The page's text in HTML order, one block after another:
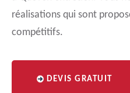
réalisations qui sont
compétitifs.
DEVIS GRATUIT